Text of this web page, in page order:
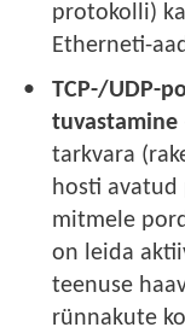
protokolli)
Etherneti-
TCP-/UDP-
tuvastamine
tarkvara
hosti avatud
mitmele
on leida
teenuse
rünnakute